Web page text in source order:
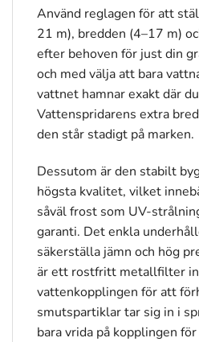
Använd reglagen för att
21 m), bredden (4–17 m)
efter behoven för just din
och med välja att bara
vattnet hamnar exakt där
Vattenspridarens extra
den står stadigt på marken.
Dessutom är den stabilt
högsta kvalitet, vilket
såväl frost som UV-
garanti. Det enkla
säkerställa jämn och hög
är ett rostfritt metallfilter
vattenkopplingen för att
smutspartiklar tar sig in i
bara vrida på kopplingen